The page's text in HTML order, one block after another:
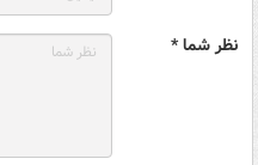
نظر شما *